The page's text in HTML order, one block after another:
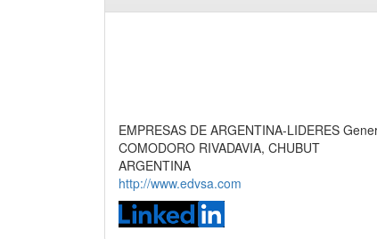
EMPRESAS DE ARGENTINA-LIDERES
COMODORO RIVADAVIA, CHUBUT
ARGENTINA
http://www.edvsa.com